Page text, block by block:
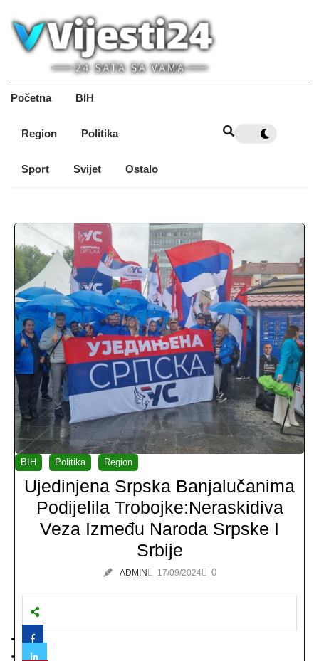
Početna BIH
Region Politika
Sport Svijet Ostalo
BIH Politika Region
Ujedinjena Srpska Banjalučanima
Podijelila Trobojke:Neraskidiva
Veza Između Naroda Srpske I
Srbije
ADMIN 17/09/2024 0